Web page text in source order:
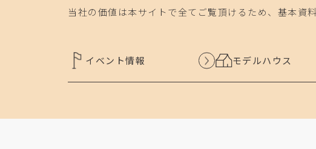
当社の価値は本サイトで全てご覧頂けるため、基本資
イベント情報 モデルハウス